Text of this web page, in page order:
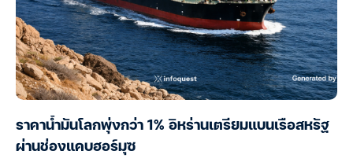
ราคาน้ำมันโลกพุ่งกว่า 1% อิหร่านเตรียมแบนเรือสหรัฐ
ผ่านช่องแคบฮอร์มุซ